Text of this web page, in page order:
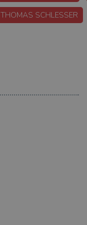
THOMAS SCHLESSER